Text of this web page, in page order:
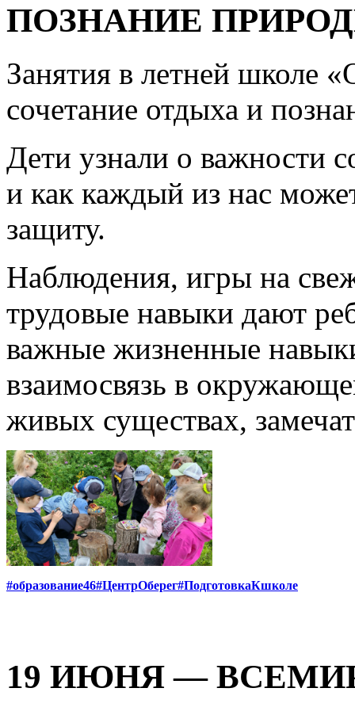
ПОЗНАНИЕ
Занятия в летней школе
сочетание отдыха и
Дети узнали о важности
и как каждый из нас
защиту.
Наблюдения, игры на
трудовые навыки дают
важные жизненные
взаимосвязь в
живых существах,
#образование46#ЦентрОберег#ПодготовкаКшколе
19 ИЮНЯ —